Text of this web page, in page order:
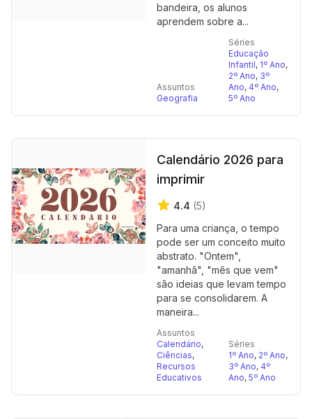
bandeira, os alunos
aprendem sobre a...
Assuntos
Geografia
Séries
Educação
Infantil, 1º Ano,
2º Ano, 3º
Ano, 4º Ano,
5º Ano
Calendário 2026 para
imprimir
4.4 (5)
Para uma criança, o tempo
pode ser um conceito muito
abstrato. "Ontem",
"amanhã", "mês que vem"
são ideias que levam tempo
para se consolidarem. A
maneira...
Assuntos
Calendário,
Ciências,
Recursos
Educativos
Séries
1º Ano, 2º Ano,
3º Ano, 4º
Ano, 5º Ano